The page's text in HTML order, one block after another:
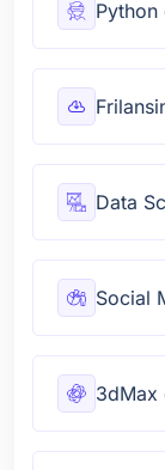
Python
Data
Social
3dMax